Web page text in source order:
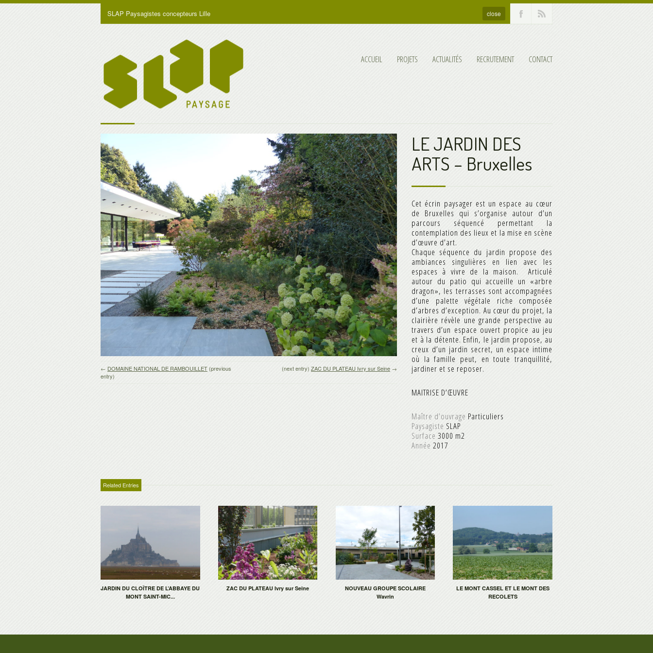
SLAP Paysagistes concepteurs Lille close
ACCUEIL PROJETS ACTUALITÉS RECRUTEMENT CONTACT
← DOMAINE NATIONAL DE RAMBOUILLET (previous
entry)
(next entry) ZAC DU PLATEAU Ivry sur Seine →
LE JARDIN DES
ARTS – Bruxelles
Cet écrin paysager est un espace au cœur
de Bruxelles qui s’organise autour d’un
parcours séquencé permettant la
contemplation des lieux et la mise en scène
d’œuvre d’art.
Chaque séquence du jardin propose des
ambiances singulières en lien avec les
espaces à vivre de la maison. Articulé
autour du patio qui accueille un «arbre
dragon», les terrasses sont accompagnées
d’une palette végétale riche composée
d’arbres d’exception. Au cœur du projet, la
clairière révèle une grande perspective au
travers d’un espace ouvert propice au jeu
et à la détente. Enfin, le jardin propose, au
creux d’un jardin secret, un espace intime
où la famille peut, en toute tranquillité,
jardiner et se reposer.
MAITRISE D’ŒUVRE
Maître d’ouvrage Particuliers
Paysagiste SLAP
Surface 3000 m2
Année 2017
Related Entries
JARDIN DU CLOÎTRE DE L’ABBAYE DU
MONT SAINT-MIC...
ZAC DU PLATEAU Ivry sur Seine
NOUVEAU GROUPE SCOLAIRE
Wavrin
LE MONT CASSEL ET LE MONT DES
RECOLETS